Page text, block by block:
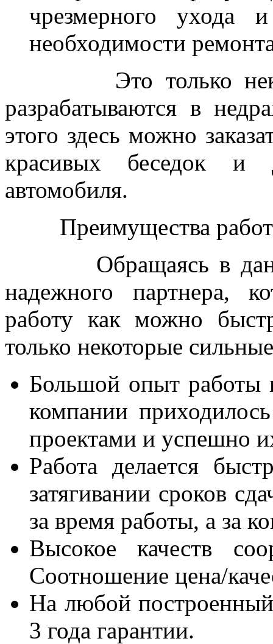
чрезмерного ухода
необходимости
Это только
разрабатываются в
этого здесь можно
красивых беседок и
автомобиля.
Преимущества
Обращаясь в
надежного партнера,
работу как можно
только некоторые
Большой опыт работы
компании
проектами и успешно
Работа делается
затягивании сроков
за время работы, а за
Высокое качеств
Соотношение цена/
На любой
3 года гарантии.